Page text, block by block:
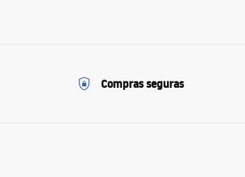
Compras seguras